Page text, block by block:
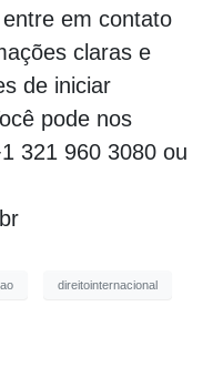
em contato
claras e
de iniciar
pode nos
321 960 3080 ou
direitointernacional